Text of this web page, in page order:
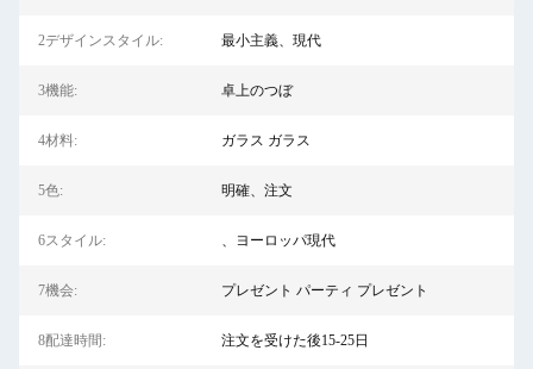
2デザインスタイル: 最小主義、現代
3機能: 卓上のつぼ
4材料: ガラス ガラス
5色: 明確、注文
6スタイル: 、ヨーロッパ現代
7機会: プレゼント パーティ プレゼント
8配達時間: 注文を受けた後15-25日